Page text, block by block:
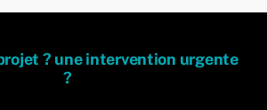
? une intervention urgente
?